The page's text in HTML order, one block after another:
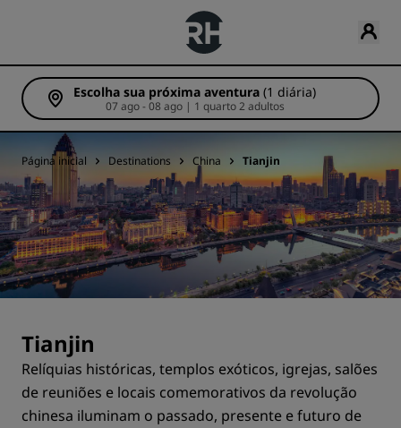
Escolha sua próxima aventura (1 diária)
07 ago - 08 ago | 1 quarto 2 adultos
Página inicial Destinations China Tianjin
Tianjin
Relíquias históricas, templos exóticos, igrejas, salões
de reuniões e locais comemorativos da revolução
chinesa iluminam o passado, presente e futuro de